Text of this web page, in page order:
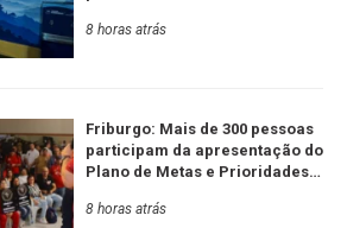
8 horas atrás
Friburgo: Mais de 300 pessoas
participam da apresentação do
Plano de Metas e Prioridades
8 horas atrás